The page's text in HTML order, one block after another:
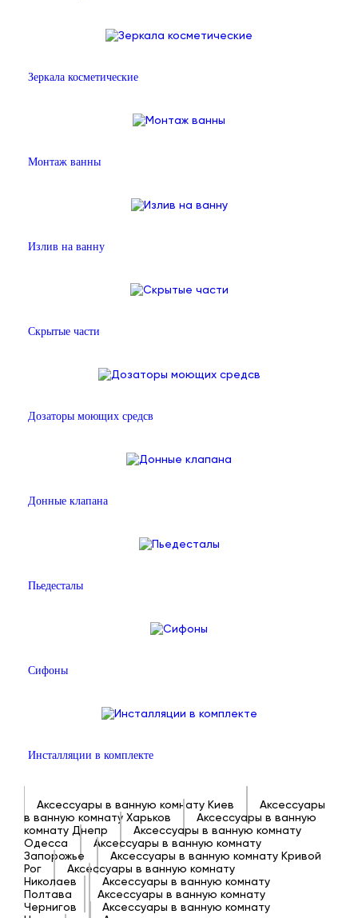
Зеркала косметические
Монтаж ванны
Излив на ванну
Скрытые части
Дозаторы моющих средсв
Донные клапана
Пьедесталы
Сифоны
Инсталляции в комплекте
Аксессуары в ванную комнату Киев
Аксессуары
в ванную комнату Харьков
Аксессуары в ванную
комнату Днепр
Аксессуары в ванную комнату
Одесса
Аксессуары в ванную комнату
Запорожье
Аксессуары в ванную комнату Кривой
Рог
Аксессуары в ванную комнату
Николаев
Аксессуары в ванную комнату
Полтава
Аксессуары в ванную комнату
Чернигов
Аксессуары в ванную комнату